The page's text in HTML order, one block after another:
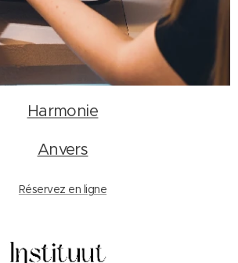
Harmonie
Anvers
Réservez en ligne